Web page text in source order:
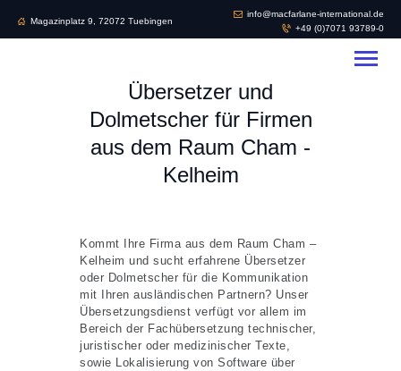
Magazinplatz 9, 72072 Tuebingen
info@macfarlane-international.de
+49 (0)7071 93789-0
Macfarlane International Business
Services
UNSER
ÜBERSETZUNGSBÜRO
KONTAKT/IMPRESSUM
Übersetzer und
Dolmetscher für Firmen
aus dem Raum Cham -
Kelheim
Kommt Ihre Firma aus dem Raum Cham –
Kelheim und sucht erfahrene Übersetzer
oder Dolmetscher für die Kommunikation
mit Ihren ausländischen Partnern? Unser
Übersetzungsdienst verfügt vor allem im
Bereich der Fachübersetzung technischer,
juristischer oder medizinischer Texte,
sowie Lokalisierung von Software über